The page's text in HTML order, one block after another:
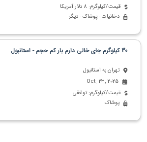
قیمت/کیلوگرم: 8 دلار آمریکا
دخانیات - پوشاک - دیگر
30 کیلوگرم جای خالی دارم بار کم حجم - استانبول
تهران به استانبول
Oct. 23, 2025
قیمت/کیلوگرم: توافقی
پوشاک